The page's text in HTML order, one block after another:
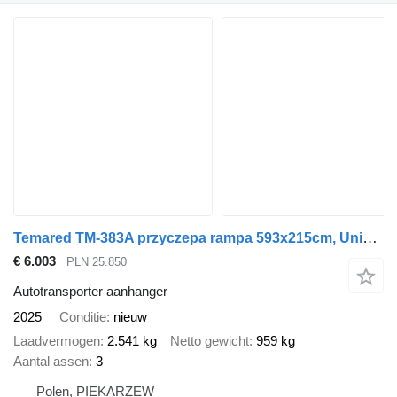
Temared TM-383A przyczepa rampa 593x215cm, Universal 6021/3S laweta uchy
€ 6.003 PLN 25.850
Autotransporter aanhanger
2025
Conditie nieuw
Laadvermogen 2.541 kg Netto gewicht 959 kg
Aantal assen 3
Polen, PIEKARZEW